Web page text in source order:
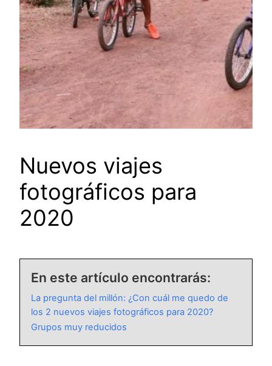
Nuevos viajes
fotográficos para
2020
En este artículo encontrarás:
La pregunta del millón: ¿Con cuál me quedo de
los 2 nuevos viajes fotográficos para 2020?
Grupos muy reducidos